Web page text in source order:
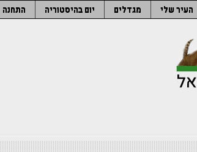
העיר שלי מגדלים יום בהיסטוריה התחנה